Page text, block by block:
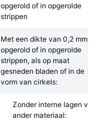
opgerold of in opgerolde
strippen
Met een dikte van 0,2 mm,
opgerold of in opgerolde
strippen, als op maat
gesneden bladen of in de
vorm van cirkels:
Zonder interne lagen van
ander materiaal: